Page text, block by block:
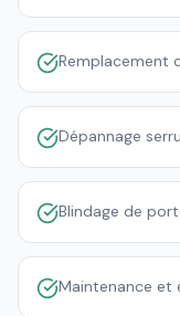
Remplacement
Dépannage
Blindage de
Maintenance et